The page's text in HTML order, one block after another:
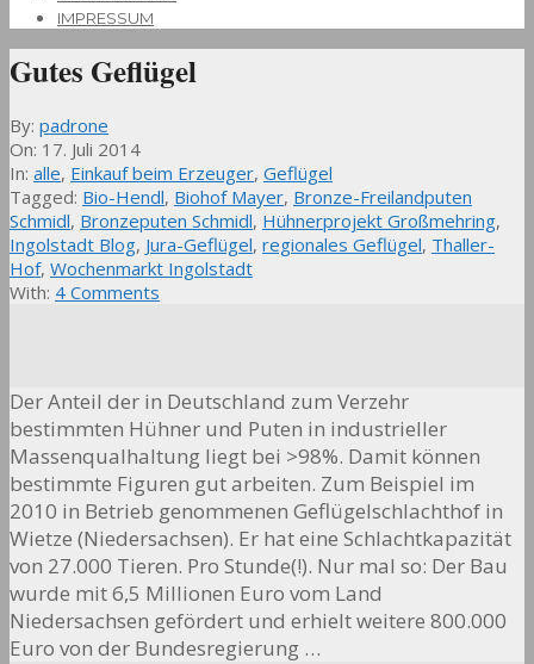
IMPRESSUM
Gutes Geflügel
By: padrone
On: 17. Juli 2014
In: alle, Einkauf beim Erzeuger, Geflügel
Tagged: Bio-Hendl, Biohof Mayer, Bronze-Freilandputen
Schmidl, Bronzeputen Schmidl, Hühnerprojekt Großmehring,
Ingolstadt Blog, Jura-Geflügel, regionales Geflügel, Thaller-
Hof, Wochenmarkt Ingolstadt
With: 4 Comments
Der Anteil der in Deutschland zum Verzehr
bestimmten Hühner und Puten in industrieller
Massenqualhaltung liegt bei >98%. Damit können
bestimmte Figuren gut arbeiten. Zum Beispiel im
2010 in Betrieb genommenen Geflügelschlachthof in
Wietze (Niedersachsen). Er hat eine Schlachtkapazität
von 27.000 Tieren. Pro Stunde(!). Nur mal so: Der Bau
wurde mit 6,5 Millionen Euro vom Land
Niedersachsen gefördert und erhielt weitere 800.000
Euro von der Bundesregierung …